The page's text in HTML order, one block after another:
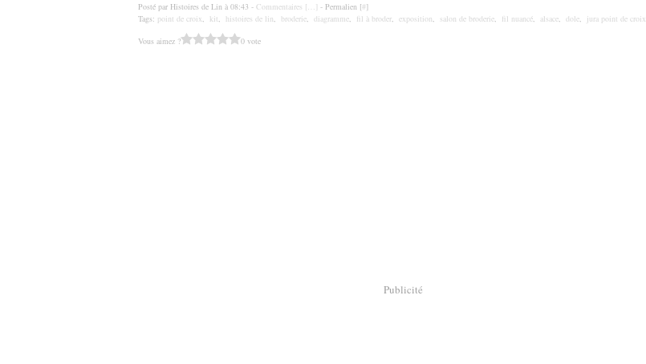
Posté par Histoires de Lin à 08:43 - Commentaires [… - Permalien [#]
Tags: point de croix, kit, histoires de lin, broderie, diagramme, fil à broder, exposition, salon de broderie, fil nuancé, alsace, dole, jura point de croix
Vous aimez ?
0 vote
Publicité